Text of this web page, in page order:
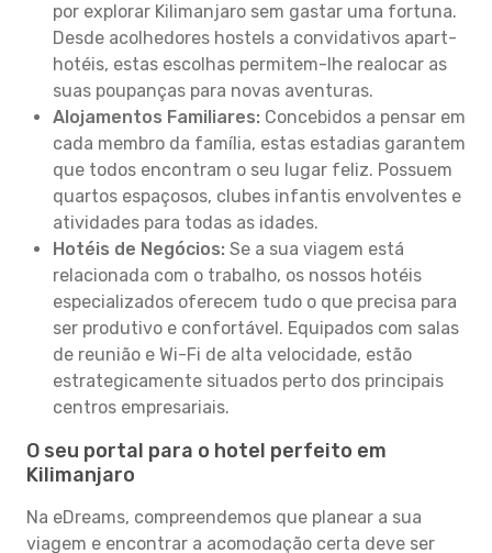
por explorar Kilimanjaro sem gastar uma fortuna.
Desde acolhedores hostels a convidativos apart-
hotéis, estas escolhas permitem-lhe realocar as
suas poupanças para novas aventuras.
Alojamentos Familiares: Concebidos a pensar em
cada membro da família, estas estadias garantem
que todos encontram o seu lugar feliz. Possuem
quartos espaçosos, clubes infantis envolventes e
atividades para todas as idades.
Hotéis de Negócios: Se a sua viagem está
relacionada com o trabalho, os nossos hotéis
especializados oferecem tudo o que precisa para
ser produtivo e confortável. Equipados com salas
de reunião e Wi-Fi de alta velocidade, estão
estrategicamente situados perto dos principais
centros empresariais.
O seu portal para o hotel perfeito em
Kilimanjaro
Na eDreams, compreendemos que planear a sua
viagem e encontrar a acomodação certa deve ser